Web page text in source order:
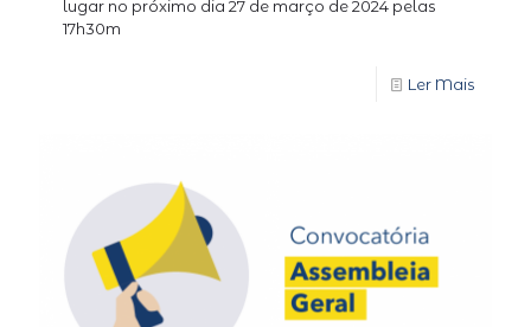
lugar no próximo dia 27 de março de 2024 pelas
17h30m
Ler Mais